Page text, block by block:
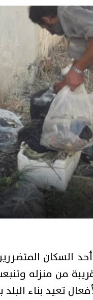
السكان
من منزله
تعيد بناء